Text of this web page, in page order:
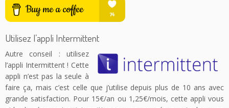
Utilisez l’appli Intermittent
Autre conseil : utilisez
l’appli Intermittent ! Cette
appli n’est pas la seule à
faire ça, mais c’est celle que j’utilise depuis plus de 10 ans avec
grande satisfaction. Pour 15€/an ou 1,25€/mois, cette appli vous